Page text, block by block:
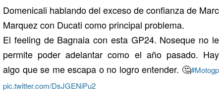
Domenicali hablando del exceso de confianza de Marc
Marquez con Ducati como principal problema.
El feeling de Bagnaia con esta GP24. Noseque no le
permite poder adelantar como el año pasado. Hay
algo que se me escapa o no logro entender. 🤔#Motogp
pic.twitter.com/DsJGENiPu2